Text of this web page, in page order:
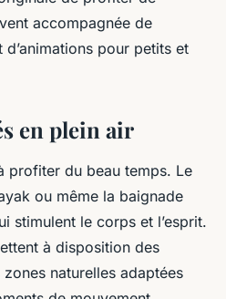
accompagnée de
pour petits et
en plein air
profiter du beau temps. Le
ou même la baignade
stimulent le corps et l’esprit.
à disposition des
naturelles adaptées